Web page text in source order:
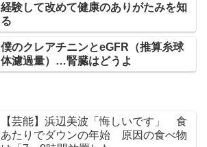
経験して改めて健康のありがたみを知
る
僕のクレアチニンとeGFR（推算糸球
体濾過量）…腎臓はどうよ
【芸能】浜辺美波「悔しいです」 食
あたりでダウンの年始 原因の食べ物